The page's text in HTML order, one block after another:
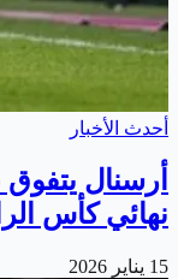
أحدث الأخبار
أرسنال
نهائي كأس
15 يناير 2026